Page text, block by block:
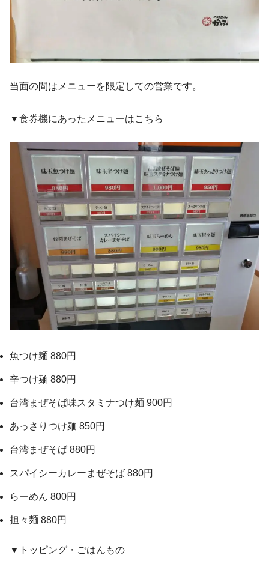
当面の間はメニューを限定しての営業です。
▼食券機にあったメニューはこちら
魚つけ麺 880円
辛つけ麺 880円
台湾まぜそば味スタミナつけ麺 900円
あっさりつけ麺 850円
台湾まぜそば 880円
スパイシーカレーまぜそば 880円
らーめん 800円
担々麺 880円
▼トッピング・ごはんもの